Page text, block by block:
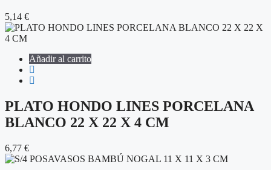
5,14 €
Añadir al carrito
PLATO HONDO LINES PORCELANA
BLANCO 22 X 22 X 4 CM
6,77 €